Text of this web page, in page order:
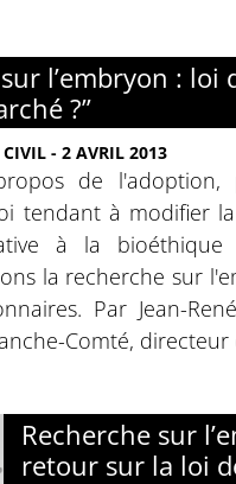
l’embryon :
?”
- 2 AVRIL 2013
de l'adoption,
tendant à modifier
à la bioéthique
la recherche sur
Par Jean-
Comté, directeur
Recherche sur
retour sur la loi